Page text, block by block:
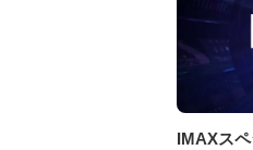
IMAXス